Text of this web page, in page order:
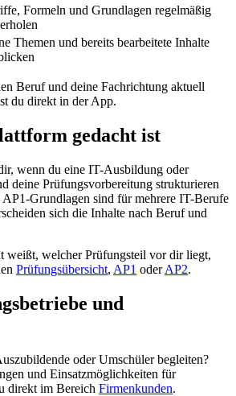
Formeln und Grundlagen regelmäßig
Themen und bereits bearbeitete Inhalte
Beruf und deine Fachrichtung aktuell
du direkt in der App.
gedacht ist
wenn du eine IT-Ausbildung oder
deine Prüfungsvorbereitung strukturieren
AP1-Grundlagen sind für mehrere IT-Berufe
sich die Inhalte nach Beruf und
weißt, welcher Prüfungsteil vor dir liegt,
Prüfungsübersicht, AP1 oderAP2.
und
oder Umschüler begleiten?
und Einsatzmöglichkeiten für
direkt im Bereich Firmenkunden.